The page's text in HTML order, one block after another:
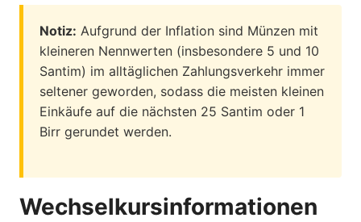
Notiz: Aufgrund der Inflation sind Münzen mit
kleineren Nennwerten (insbesondere 5 und 10
Santim) im alltäglichen Zahlungsverkehr immer
seltener geworden, sodass die meisten kleinen
Einkäufe auf die nächsten 25 Santim oder 1
Birr gerundet werden.
Wechselkursinformationen